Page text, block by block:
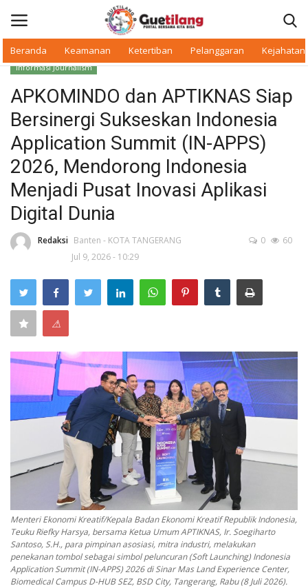
Beranda Keamanan Ketertiban Pelanggaran Kejahatan
Beranda
Daerah
Makan Bergizi
Warkop Digital
Pelanggaran
Ketertiban
Keamanan
Kejahatan
Cybers Event
UMKM & Ekonomi Kreatif
Pekerja Migran Indonesia
Ekonomi
Pendidikan
Informasi Journalism
Informasi Journalism
APKOMINDO dan APTIKNAS Siap
Bersinergi Sukseskan Indonesia
Application Summit (IN-APPS)
2026, Mendorong Indonesia
Menjadi Pusat Inovasi Aplikasi
Digital Dunia
Redaksi Banten - KOTA TANGERANG
Jul 9, 2026 - 10:29
0 60
⚠
Menteri Ekonomi Kreatif/Kepala Badan Ekonomi Kreatif Republik Indonesia,
Teuku Riefky Harsya, bersama Ketua Umum APTIKNAS, Ir. Soegiharto
Santoso, S.H., para pimpinan asosiasi, mitra industri, melakukan
penekanan tombol sebagai simbol peluncuran (Soft Launching) Indonesia
Application Summit (IN-APPS) 2026 di Sinar Mas Land Experience Center,
Biomedical Campus D-HUB SEZ, BSD City, Tangerang, Rabu (8 Juli 2026).